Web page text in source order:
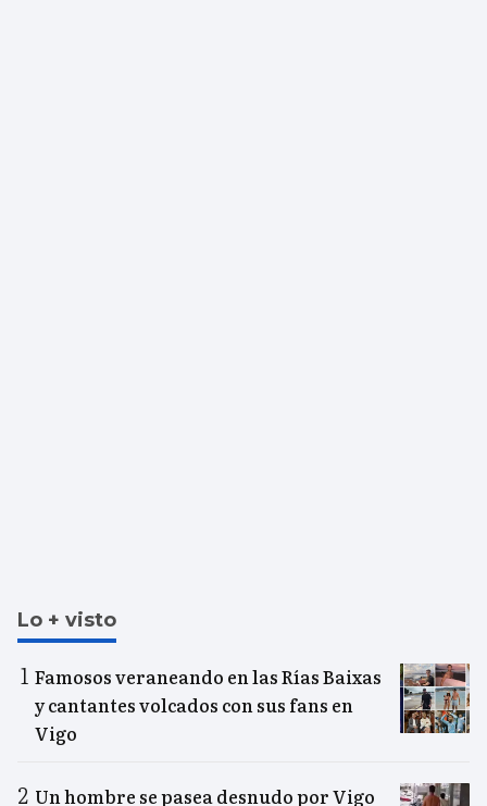
Lo + visto
Famosos veraneando en las Rías Baixas
y cantantes volcados con sus fans en
Vigo
Un hombre se pasea desnudo por Vigo